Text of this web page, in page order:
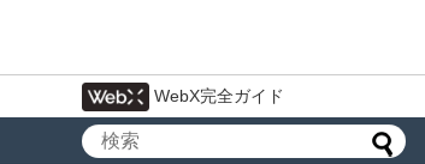
WebX完全ガイド